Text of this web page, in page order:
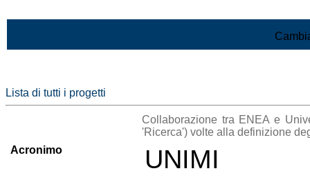
Lista di tutti i progetti
Collaborazione tra ENEA e
'Ricerca') volte alla definizione
Acronimo
UNIMI